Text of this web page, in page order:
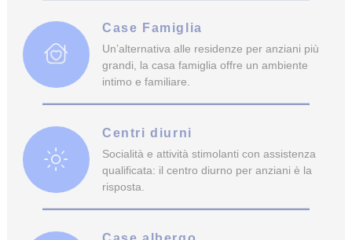
Case Famiglia
Un’alternativa alle residenze per anziani più
grandi, la casa famiglia offre un ambiente
intimo e familiare.
Centri diurni
Socialità e attività stimolanti con assistenza
qualificata: il centro diurno per anziani è la
risposta.